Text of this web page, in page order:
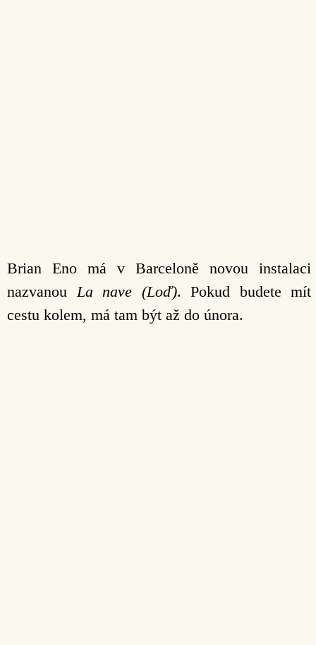
Brian Eno má v Barceloně novou instalaci
nazvanou La nave (Loď). Pokud budete mít
cestu kolem, má tam být až do února.